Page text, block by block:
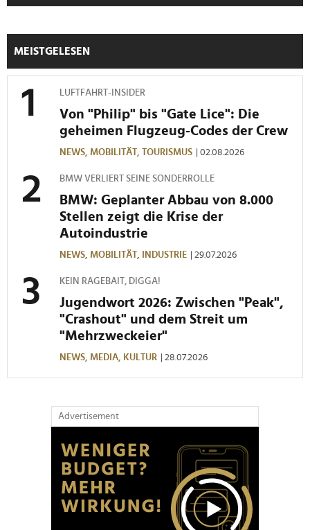
MEISTGELESEN
LUFTFAHRT-INSIDER
Von "Philip" bis "Gate Lice": Die
geheimen Flugzeug-Codes der Crew
NEWS, MOBILITÄT, TOURISMUS | 02.08.2026
BMW VERLIERT SEINE SONDERROLLE
BMW: Geplanter Abbau von 8.000
Stellen zeigt die Krise der
Autoindustrie
NEWS, MOBILITÄT, INDUSTRIE | 29.07.2026
KEIN RAGEBAIT, DIGGA!
Jugendwort 2026: Zwischen "Peak",
"Crashout" und dem Streit um
"Mehrzweckeier"
NEWS, MEDIA, KULTUR | 28.07.2026
Advertisement